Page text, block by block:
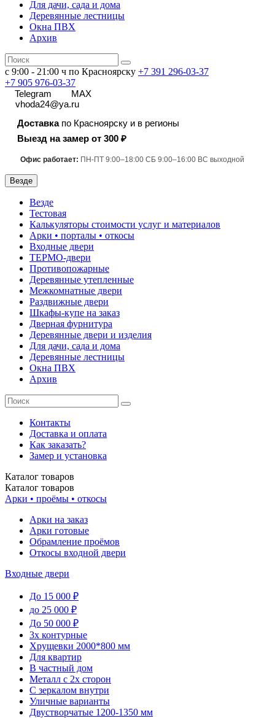
Для дачи, сада и дома
Деревянные лестницы
Окна ПВХ
Архив
с 9:00 - 21:00 ч по Красноярску +7 391 296-03-37
+7 905 976-03-37
Telegram
MAX
vhoda24@ya.ru
Доставкапо Красноярску и в регионы
Выезд на замер от 300 ₽
Офис работает: ПН-ПТ 9:00–18:00 СБ 9:00–16:00 ВС выходной
Везде
Везде
Тестовая
Калькуляторы стоимости услуг и материалов
Арки • порталы • откосы
Входные двери
ТЕРМО-двери
Противопожарные
Деревянные утепленные
Межкомнатные двери
Раздвижные двери
Шкафы-купе на заказ
Дверная фурнитура
Деревянные двери и изделия
Для дачи, сада и дома
Деревянные лестницы
Окна ПВХ
Архив
Контакты
Доставка и оплата
Как заказать?
Замер и установка
Каталог товаров
Каталог товаров
Арки • проёмы • откосы
Арки на заказ
Арки готовые
Обрамление проёмов
Откосы входной двери
Входные двери
До 15 000 ₽
до 25 000 ₽
До 50 000 ₽
3х контурные
Хрущевки 2000*800 мм
Для квартир
В частный дом
Металл с 2х сторон
С зеркалом внутри
Уличные варианты
Двустворчатые 1200-1350 мм